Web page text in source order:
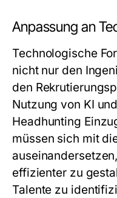
Anpassung an
Technologische
nicht nur den
den
Nutzung von KI
Headhunting
müssen sich mit
effizienter zu
Talente zu